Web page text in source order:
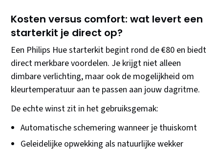
Kosten versus comfort: wat levert een
starterkit je direct op?
Een Philips Hue starterkit begint rond de €80 en biedt
direct merkbare voordelen. Je krijgt niet alleen
dimbare verlichting, maar ook de mogelijkheid om
kleurtemperatuur aan te passen aan jouw dagritme.
De echte winst zit in het gebruiksgemak:
Automatische schemering wanneer je thuiskomt
Geleidelijke opwekking als natuurlijke wekker